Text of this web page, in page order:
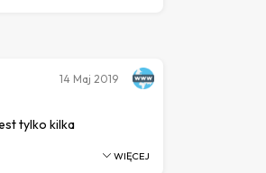
tylko kilka
14 Maj 2019
WIĘCEJ